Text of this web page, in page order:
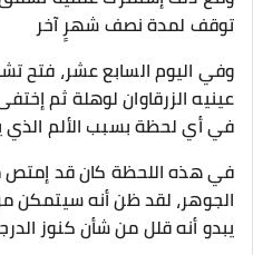
توقف لمدة نصف شهرٍ آخر
وفي اليوم السابع عشر، فتح
عينيه الزرقاوان لوهلة ثم
في أي لحظة بسبب الألم
يبدو أنه قلل من شأن كنوز